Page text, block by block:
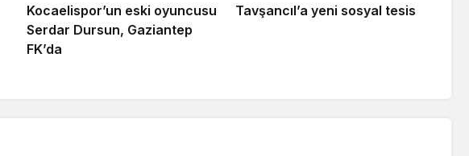
Kocaelispor’un eski oyuncusu
Serdar Dursun, Gaziantep
FK’da
Tavşancıl’a yeni sosyal tesis